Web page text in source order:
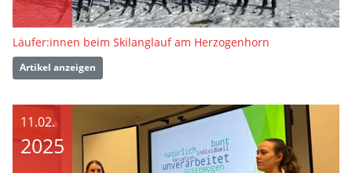
Läufer:innen beim Skilanglauf am Herzogenhorn
Artikel anzeigen
11.02.
2025